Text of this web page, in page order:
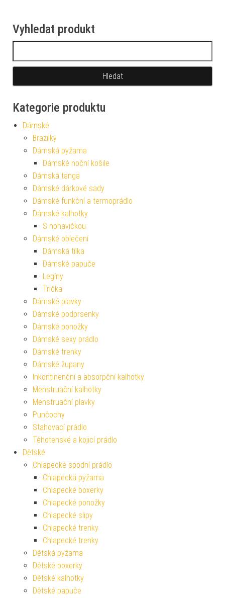
Vyhledat produkt
Kategorie produktu
Dámské
Brazilky
Dámská pyžama
Dámské noční košile
Dámská tanga
Dámské dárkové sady
Dámské funkční a termoprádlo
Dámské kalhotky
S nohavičkou
Dámské oblečení
Dámská tílka
Dámské papuče
Legíny
Trička
Dámské plavky
Dámské podprsenky
Dámské ponožky
Dámské sexy prádlo
Dámské trenky
Dámské župany
Inkontinenční a absorpční kalhotky
Menstruační kalhotky
Menstruační plavky
Punčochy
Stahovací prádlo
Těhotenské a kojicí prádlo
Dětské
Chlapecké spodní prádlo
Chlapecká pyžama
Chlapecké boxerky
Chlapecké ponožky
Chlapecké slipy
Chlapecké trenky
Chlapecké trenky
Dětská pyžama
Dětské boxerky
Dětské kalhotky
Dětské papuče